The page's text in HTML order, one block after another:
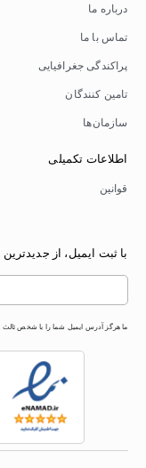
درباره ما
تماس با ما
پراکندگی جغرافیایی
تامین کنندگان
سازمان‌ها
اطلاعات تکمیلی
قوانین
با ثبت ایمیل، از
ما هرگز آدرس ایمیل شما را با شخص ثالث